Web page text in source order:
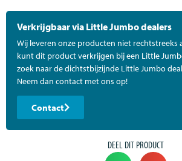
Verkrijgbaar via Little Jumbo dealers
Wij leveren onze producten niet rechtstreeks
kunt dit product verkrijgen bij een Little
zoek naar de dichtstbijzijnde Little Jumbo
Neem dan contact met ons op!
Contact
DEEL DIT PRODUCT